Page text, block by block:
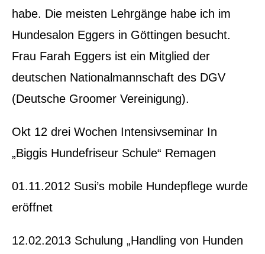
habe. Die meisten Lehrgänge habe ich im
Hundesalon Eggers in Göttingen besucht.
Frau Farah Eggers ist ein Mitglied der
deutschen Nationalmannschaft des DGV
(Deutsche Groomer Vereinigung).
Okt 12 drei Wochen Intensivseminar In
„Biggis Hundefriseur Schule“ Remagen
01.11.2012 Susi’s mobile Hundepflege wurde
eröffnet
12.02.2013 Schulung „Handling von Hunden